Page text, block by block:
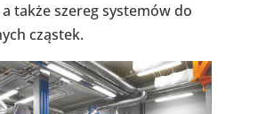
także szereg sys­te­mów do
cząstek.